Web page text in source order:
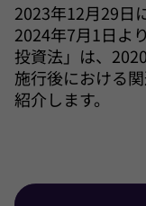
2023年12月29日
2024年7月1日よ
投資法」は、
施行後における
紹介します。